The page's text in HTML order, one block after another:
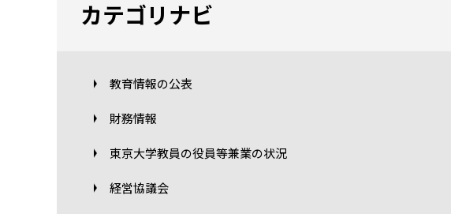
カテゴリナビ
教育情報の公表
財務情報
東京大学教員の役員等兼業の状況
経営協議会